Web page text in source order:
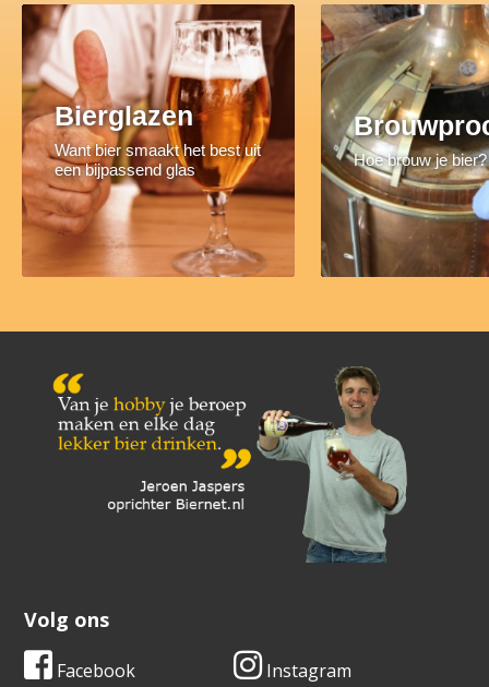
Bierglazen
Want bier smaakt het best uit
een bijpassend glas
Hoe brouw je bier?
Volg ons
Facebook Instagram